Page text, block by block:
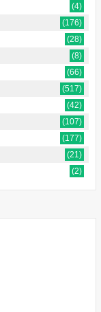
(4)
(176)
(28)
(8)
(66)
(517)
(42)
(107)
(177)
(21)
(2)